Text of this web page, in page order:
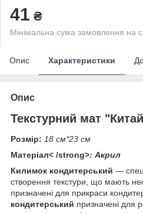
41 ₴
Мінімальна сума замовлення на
Опис Характеристики
Опис
Текстурний мат
Розмір: 18 см*23 см
Матеріал< /strong>: Акрил
Килимок кондитерський ―
створення текстури, що мають
призначені для прикраси
кондитерський призначені для